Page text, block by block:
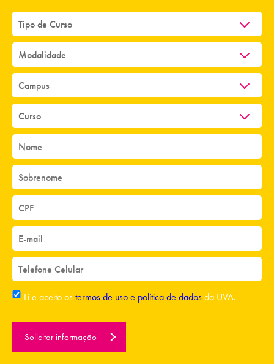
Li e aceito ostermos de uso e política de dadosda UVA.
Solicitar informação